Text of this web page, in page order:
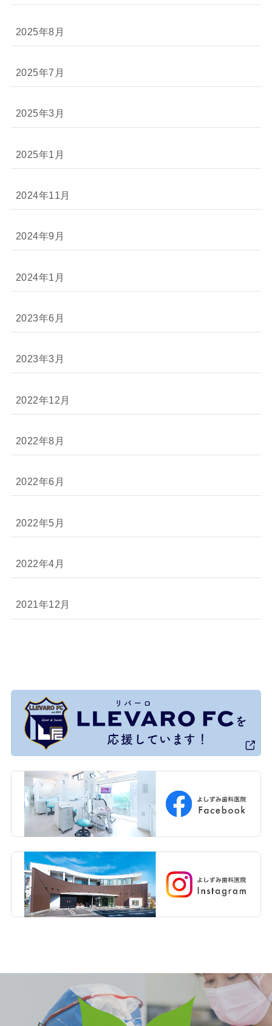
2025年8月
2025年7月
2025年3月
2025年1月
2024年11月
2024年9月
2024年1月
2023年6月
2023年3月
2022年12月
2022年8月
2022年6月
2022年5月
2022年4月
2021年12月